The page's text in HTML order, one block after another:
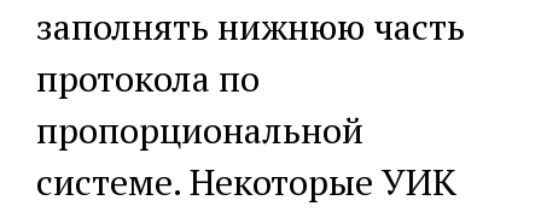
заполнять нижнюю часть
протокола по
пропорциональной
системе. Некоторые УИК